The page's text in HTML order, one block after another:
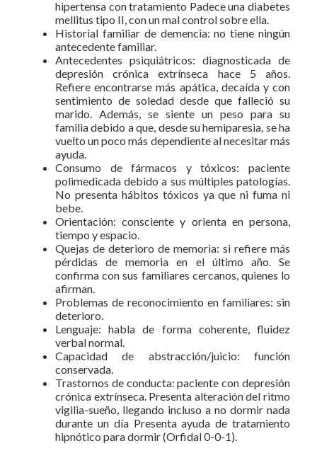
hipertensa con tratamiento Padece una diabetes
mellitus tipo II, con un mal control sobre ella.
Historial familiar de demencia: no tiene ningún
antecedente familiar.
Antecedentes psiquiátricos: diagnosticada de
depresión crónica extrínseca hace 5 años.
Refiere encontrarse más apática, decaída y con
sentimiento de soledad desde que falleció su
marido. Además, se siente un peso para su
familia debido a que, desde su hemiparesia, se ha
vuelto un poco más dependiente al necesitar más
ayuda.
Consumo de fármacos y tóxicos: paciente
polimedicada debido a sus múltiples patologías.
No presenta hábitos tóxicos ya que ni fuma ni
bebe.
Orientación: consciente y orienta en persona,
tiempo y espacio.
Quejas de deterioro de memoria: si refiere más
pérdidas de memoria en el último año. Se
confirma con sus familiares cercanos, quienes lo
afirman.
Problemas de reconocimiento en familiares: sin
deterioro.
Lenguaje: habla de forma coherente, fluidez
verbal normal.
Capacidad de abstracción/juicio: función
conservada.
Trastornos de conducta: paciente con depresión
crónica extrínseca. Presenta alteración del ritmo
vigilia-sueño, llegando incluso a no dormir nada
durante un día Presenta ayuda de tratamiento
hipnótico para dormir (Orfidal 0-0-1).